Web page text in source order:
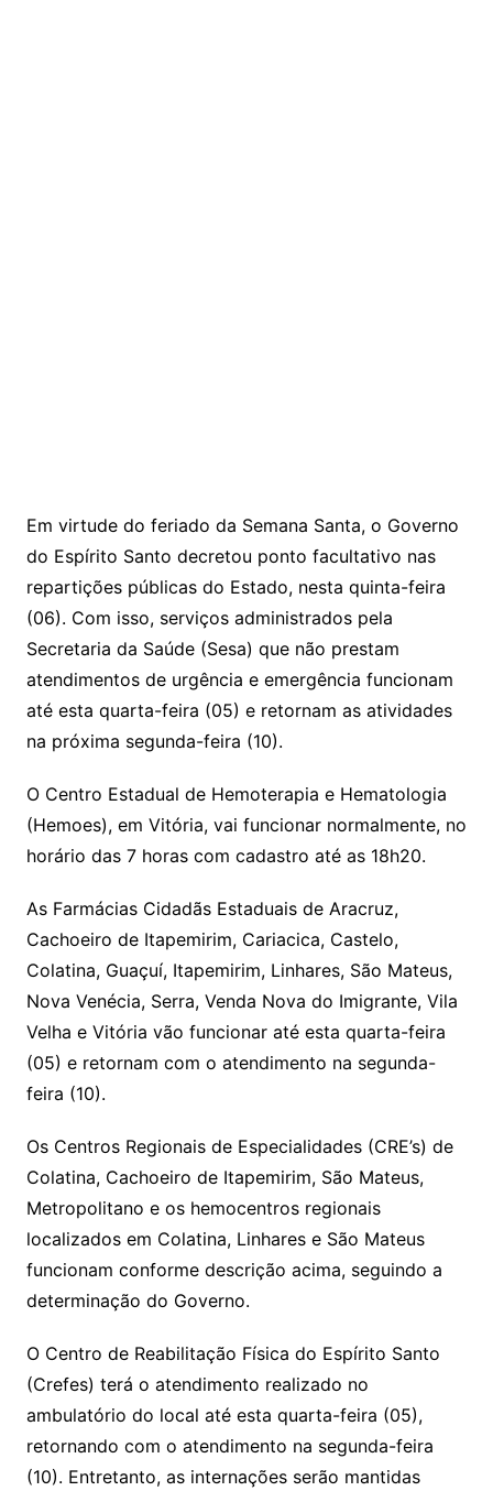
Em virtude do feriado da Semana Santa, o Governo
do Espírito Santo decretou ponto facultativo nas
repartições públicas do Estado, nesta quinta-feira
(06). Com isso, serviços administrados pela
Secretaria da Saúde (Sesa) que não prestam
atendimentos de urgência e emergência funcionam
até esta quarta-feira (05) e retornam as atividades
na próxima segunda-feira (10).
O Centro Estadual de Hemoterapia e Hematologia
(Hemoes), em Vitória, vai funcionar normalmente, no
horário das 7 horas com cadastro até as 18h20.
As Farmácias Cidadãs Estaduais de Aracruz,
Cachoeiro de Itapemirim, Cariacica, Castelo,
Colatina, Guaçuí, Itapemirim, Linhares, São Mateus,
Nova Venécia, Serra, Venda Nova do Imigrante, Vila
Velha e Vitória vão funcionar até esta quarta-feira
(05) e retornam com o atendimento na segunda-
feira (10).
Os Centros Regionais de Especialidades (CRE’s) de
Colatina, Cachoeiro de Itapemirim, São Mateus,
Metropolitano e os hemocentros regionais
localizados em Colatina, Linhares e São Mateus
funcionam conforme descrição acima, seguindo a
determinação do Governo.
O Centro de Reabilitação Física do Espírito Santo
(Crefes) terá o atendimento realizado no
ambulatório do local até esta quarta-feira (05),
retornando com o atendimento na segunda-feira
(10). Entretanto, as internações serão mantidas